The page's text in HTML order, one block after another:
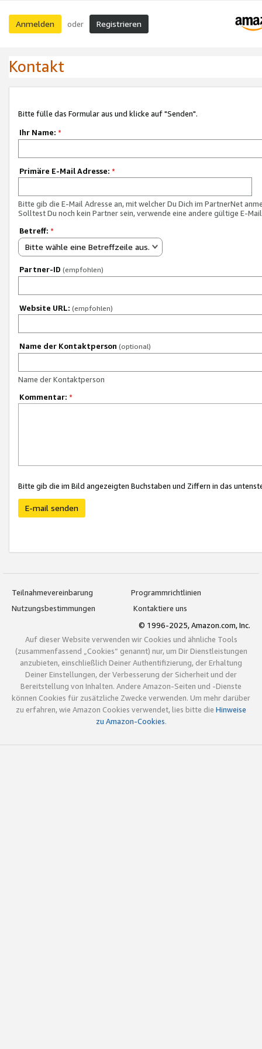
Anmelden oder Registrieren
Kontakt
Bitte fülle das Formular aus und klicke auf "Senden".
Ihr Name: *
Primäre E-Mail Adresse: *
Bitte gib die E-Mail Adresse an, mit welcher Du Dich im PartnerNet
Solltest Du noch kein Partner sein, verwende eine andere gültige E-
Betreff: *
Bitte wähle eine Betreffzeile aus.
Partner-ID (empfohlen)
Website URL: (empfohlen)
Name der Kontaktperson (optional)
Name der Kontaktperson
Kommentar: *
Bitte gib die im Bild angezeigten Buchstaben und Ziffern in das
E-mail senden
Teilnahmevereinbarung
Programmrichtlinien
Nutzungsbestimmungen
Kontaktiere uns
© 1996-2025, Amazon.com, Inc.
Auf dieser Website verwenden wir Cookies und ähnliche Tools
(zusammenfassend „Cookies“ genannt) nur, um Dir Dienstleistungen
anzubieten, einschließlich Deiner Authentifizierung, der Erhaltung
Deiner Einstellungen, der Verbesserung der Sicherheit und der
Bereitstellung von Inhalten. Andere Amazon-Seiten und -Dienste
können Cookies für zusätzliche Zwecke verwenden. Um mehr darüber
zu erfahren, wie Amazon Cookies verwendet, lies bitte die Hinweise
zu Amazon-Cookies.